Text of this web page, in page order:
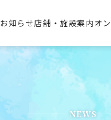
お知らせ店舗・施設案内オ
NEWS